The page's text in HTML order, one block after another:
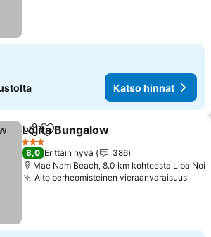
Katso hinnat
Jaa Lisää suosikkeihin
Lolita Bungalow
3 Tähtiluokitus
8,0 Erittäin hyvä
386
Mae Nam Beach, 8.0 km kohteesta Lipa Noi
Aito perheomisteinen vieraanvaraisuus